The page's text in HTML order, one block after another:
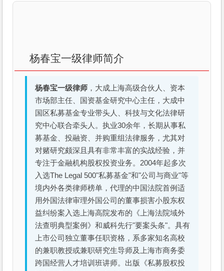
杨春宝一级律师简介
杨春宝一级律师 ，大成上海高级合伙人、资本
市场部主任、国资基金研究中心主任，大成中
国区私募基金专业带头人、科技与文化法律研
究中心联合牵头人。执业30余年，长期从事私
募基金、投融资、并购重组法律服务，尤其对
对赌研究颇深且具有非常丰富的实战经验，并
专注于金融机构股权投资业务。2004年起多次
入选The Legal 500"私募基金"和"公司与商业"等
境内外各类律师榜单，代理的中国法院首例适
用外国法律审理外国公司的董事损害小股东权
益纠纷案入选上海高院发布的《上海法院域外
法查明典型案例》和威科先行"要案头条"。具有
上市公司独立董事任职资格，系多家知名高校
的兼职教授或兼职研究生导师及上海市商务委
跨国经营人才培训班讲师。出版《私募股权投